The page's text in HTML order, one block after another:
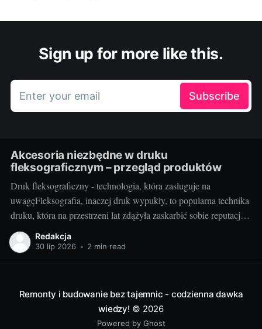
Sign up for more like this.
Enter your email Subscribe
Akcesoria niezbędne w druku
fleksograficznym – przegląd produktów
Druk fleksograficzny - technologia, która zasługuje na
uwagęFleksografia, inaczej druk wypukły, to popularna technika
druku, która na przestrzeni lat zdążyła zaskarbić sobie reputację
niezawodności i efektywności. Z jej pomocą wykonywane są
etykiety, opakowania, a także różnego rodzaju nadruki. Jako
Redakcja
30 lip 2026 • 2 min read
Remonty i budowanie bez tajemnic - codzienna dawka
wiedzy! © 2026
Powered by Ghost